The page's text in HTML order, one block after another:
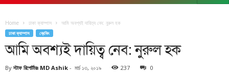
Home ঢাকা ক্যাম্পাস আমি অবশ্যই দায়িত্ব নেব: নুরুল হক
ঢাকা ক্যাম্পাস ব্রেকিং
আমি অবশ্যই দায়িত্ব নেব: নুরুল হক
By স্টাফ রিপোর্টারঃ MD Ashik - মার্চ ১৩, ২০১৯ 237 0